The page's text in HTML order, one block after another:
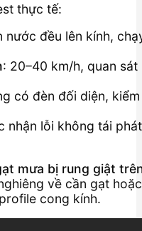
thực tế:
nước đều lên kính,
: 20–40 km/h, quan sát
có đèn đối diện, kiểm
nhận lỗi không tái phát
mưa bị rung giật
về cần gạt hoặc
cong kính.